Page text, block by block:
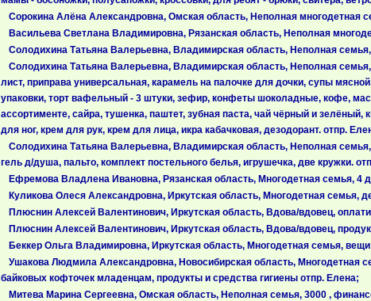
Сорокина Алёна Александровна, Омская область, Неполная многодетная
Васильева Светлана Владимировна, Рязанская область, Неполная
Солодихина Татьяна Валерьевна, Владимирская область, Неполная
Солодихина Татьяна Валерьевна, Владимирская область, Неполная
лист, приправа универсальная, карамель на палочке для дочки, супы
упаковки, торт вафельный - 3 штуки, зефир, конфеты шоколадные, кофе,
ассортименте, сайра, тушенка, паштет, зубная паста, чай чёрный и
для ног, крем для рук, крем для лица, икра кабачковая, дезодорант. отпр.
Солодихина Татьяна Валерьевна, Владимирская область, Неполная
гель д/душа, пальто, комплект постельного белья, игрушечка, две кружки.
Ефремова Владлена Ивановна, Рязанская область, Многодетная семья, 4
Куликова Олеся Александровна, Иркутская область, Многодетная семья,
Плюснин Алексей Валентинович, Иркутская область, Вдова/вдовец,
Плюснин Алексей Валентинович, Иркутская область, Вдова/вдовец,
Беккер Ольга Владимировна, Иркутская область, Многодетная семья,
Ушакова Людмила Александровна, Новосибирская область, Многодетная
байковых кофточек младенцам, продукты и средства гигиены отпр. Елена;
Митева Марина Сергеевна, Омская область, Неполная семья, 3000 ,